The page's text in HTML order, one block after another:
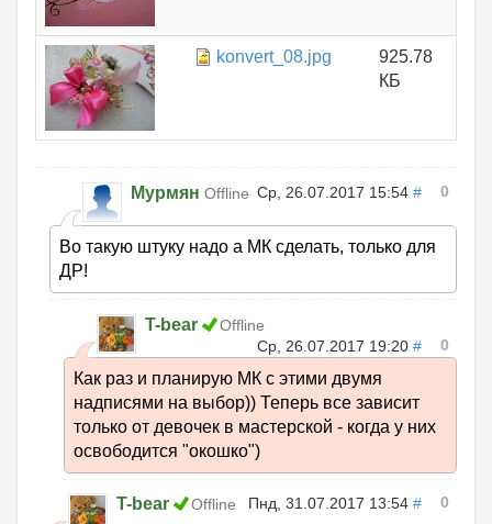
konvert_08.jpg
925.78
КБ
Мурмян Offline Ср, 26.07.2017 15:54 # 0
Во такую штуку надо а МК сделать, только для
ДР!
T-bear
Offline
Ср, 26.07.2017 19:20 # 0
Как раз и планирую МК с этими двумя
надписями на выбор)) Теперь все зависит
только от девочек в мастерской - когда у них
освободится "окошко")
T-bear Offline Пнд, 31.07.2017 13:54 # 0